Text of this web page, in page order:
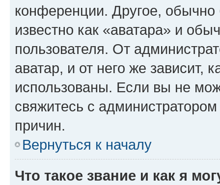
конференции. Другое,
известно как «аватара» и
пользователя. От
аватар, и от него же зависит,
использованы. Если вы не
свяжитесь с
причин.
Вернуться к началу
Что такое звание и как я